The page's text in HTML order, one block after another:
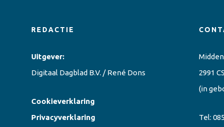
REDACTIE
Uitgever:
Digitaal Dagblad B.V. / René Dons
Cookieverklaring
Privacyverklaring
2991
(in
Tel: